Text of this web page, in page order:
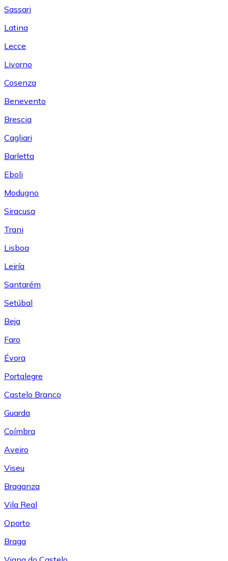
Sassari
Latina
Lecce
Livorno
Cosenza
Benevento
Brescia
Cagliari
Barletta
Eboli
Modugno
Siracusa
Trani
Lisboa
Leiría
Santarém
Setúbal
Beja
Faro
Évora
Portalegre
Castelo Branco
Guarda
Coímbra
Aveiro
Viseu
Braganza
Vila Real
Oporto
Braga